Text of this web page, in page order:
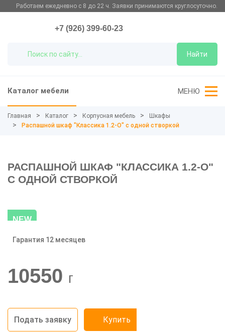
Работаем ежедневно с 8 до 22 ч. Заявки принимаются круглосуточно.
Найти
+7 (926) 399-60-23
Каталог мебели МЕНЮ
Главная Каталог Корпусная мебель
Шкафы
Распашной шкаф "Классика 1.2-О" с одной створкой
РАСПАШНОЙ ШКАФ "КЛАССИКА 1.2-О"
С ОДНОЙ СТВОРКОЙ
NEW
-20%
Гарантия 12 месяцев
10550 г
Подать заявку Купить